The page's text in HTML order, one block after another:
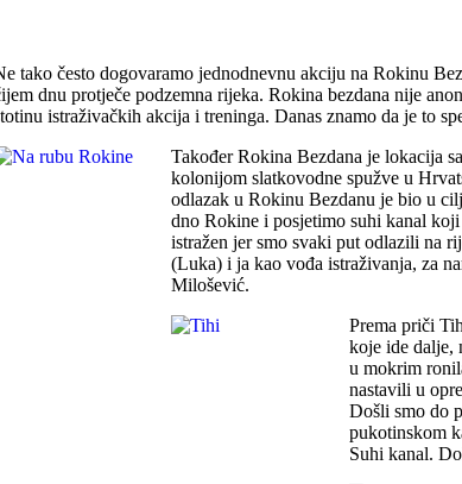
tako često dogovaramo jednodnevnu akciju na Rokinu
dnu protječe podzemna rijeka. Rokina bezdana nije
istraživačkih akcija i treninga. Danas znamo da je to
Također Rokina Bezdana je lokacija
kolonijom slatkovodne spužve u
odlazak u Rokinu Bezdanu je bio u
dno Rokine i posjetimo suhi kanal koji
istražen jer smo svaki put odlazili na
(Luka) i ja kao vođa istraživanja, za
Milošević.
Prema priči
koje ide dalje,
u mokrim
nastavili u
Došli smo do
pukotinskom
Suhi kanal.